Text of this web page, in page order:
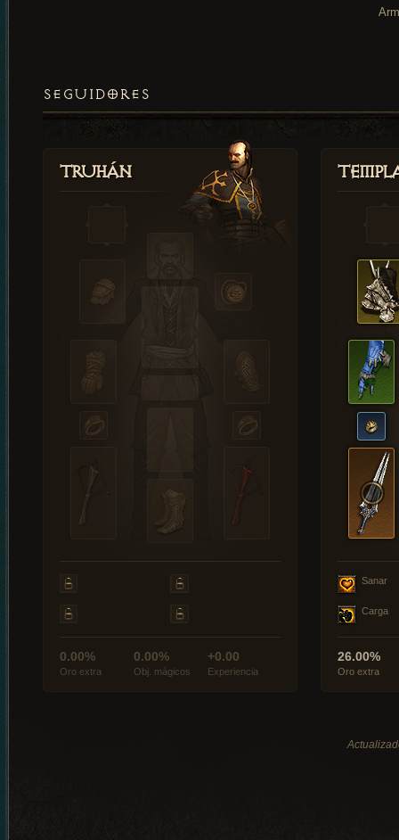
SEGUIDORES
Truhán
0.00%
Oro extra
0.00%
Obj. mágicos
+0.00
Experiencia
Sanar
Carga
26.00%
Oro extra